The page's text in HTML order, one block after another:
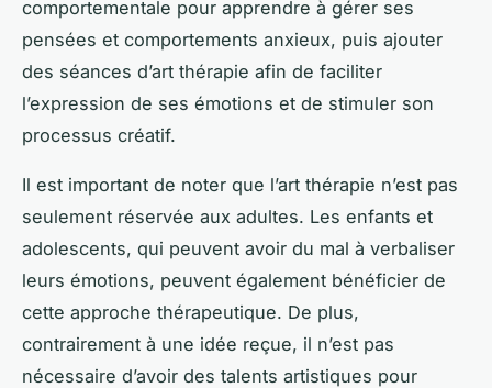
comportementale pour apprendre à gérer ses
pensées et comportements anxieux, puis ajouter
des séances d’art thérapie afin de faciliter
l’expression de ses émotions et de stimuler son
processus créatif.
Il est important de noter que l’art thérapie n’est pas
seulement réservée aux adultes. Les enfants et
adolescents, qui peuvent avoir du mal à verbaliser
leurs émotions, peuvent également bénéficier de
cette approche thérapeutique. De plus,
contrairement à une idée reçue, il n’est pas
nécessaire d’avoir des talents artistiques pour